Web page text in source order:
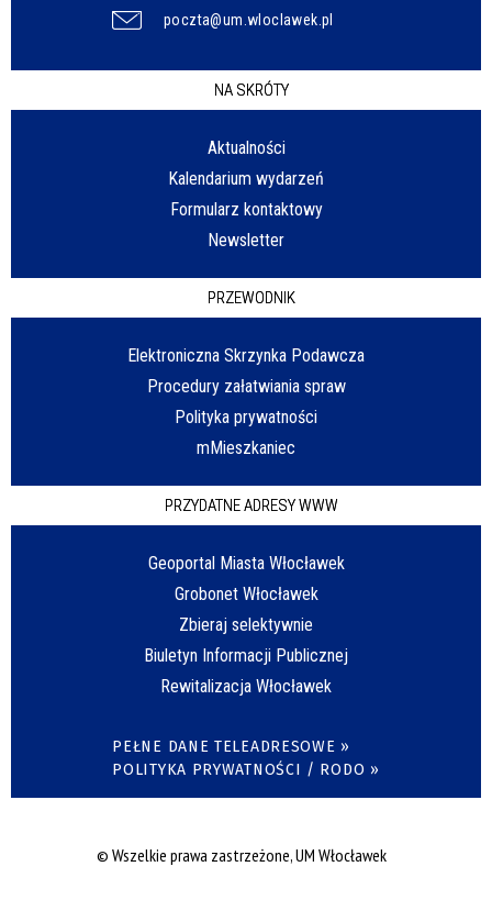
poczta@um.wloclawek.pl
NA SKRÓTY
Aktualności
Kalendarium wydarzeń
Formularz kontaktowy
Newsletter
PRZEWODNIK
Elektroniczna Skrzynka Podawcza
Procedury załatwiania spraw
Polityka prywatności
mMieszkaniec
PRZYDATNE ADRESY WWW
Geoportal Miasta Włocławek
Grobonet Włocławek
Zbieraj selektywnie
Biuletyn Informacji Publicznej
Rewitalizacja Włocławek
PEŁNE DANE TELEADRESOWE »
POLITYKA PRYWATNOŚCI / RODO »
© Wszelkie prawa zastrzeżone, UM Włocławek